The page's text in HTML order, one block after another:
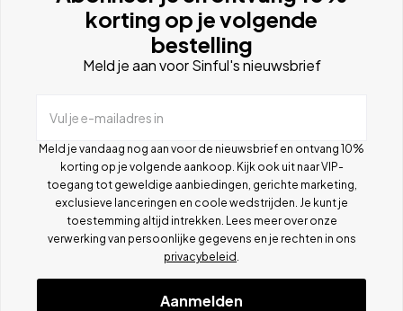
korting op je volgende
bestelling
Meld je aan voor Sinful's nieuwsbrief
Vul je e-mailadres in
Meld je vandaag nog aan voor de nieuwsbrief en ontvang 10%
korting op je volgende aankoop. Kijk ook uit naar VIP-
toegang tot geweldige aanbiedingen, gerichte marketing,
exclusieve lanceringen en coole wedstrijden. Je kunt je
toestemming altijd intrekken. Lees meer over onze
verwerking van persoonlijke gegevens en je rechten in ons
privacybeleid
Aanmelden